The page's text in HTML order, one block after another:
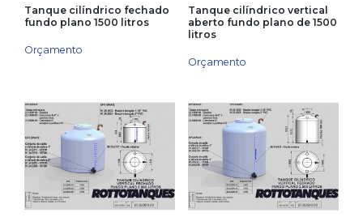
Tanque cilíndrico fechado
fundo plano 1500 litros
Orçamento
Tanque cilíndrico vertical
aberto fundo plano de 1500
litros
Orçamento